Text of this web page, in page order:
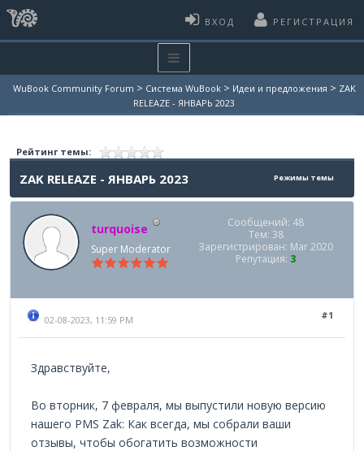
ВХОД РЕГИСТРАЦИЯ
WuBook Community Forum > Система WuBook > Идеи и предложения > ZAK
RELEAZE - ЯНВАРЬ 2023
Рейтинг темы:
Режимы темы
ZAK RELEAZE - ЯНВАРЬ 2023
turquoise
Super Moderator
Сообщений: 48
Тем: 38
Зарегистрирован: Mar 2020
Репутация: 3
#1
02-08-2023, 11:59 PM
Здравствуйте,
Во вторник, 7 февраля, мы выпустили новую версию
нашего PMS Zak: Как всегда, мы собрали ваши
отзывы, чтобы обогатить возможности